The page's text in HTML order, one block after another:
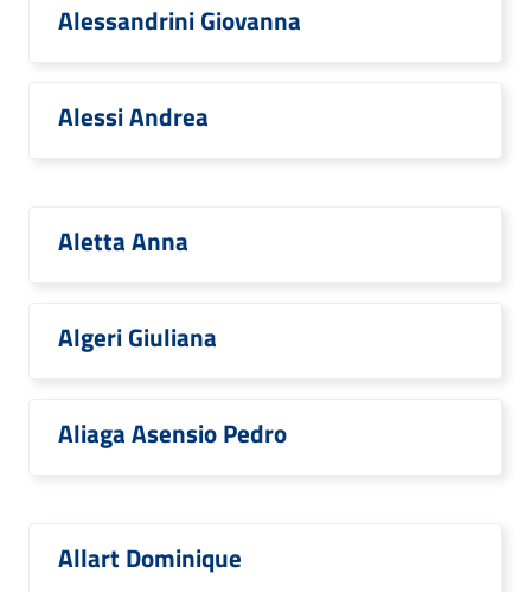
Alessandrini Giovanna
Alessi Andrea
Aletta Anna
Algeri Giuliana
Aliaga Asensio Pedro
Allart Dominique